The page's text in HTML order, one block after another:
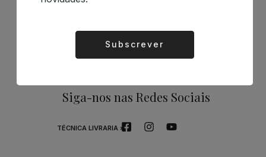
Siga-nos nas Redes Sociais
TÉCNICA LIVRARIA »
Subscrever